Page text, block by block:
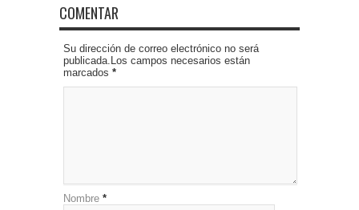
COMENTAR
Su dirección de correo electrónico no será
publicada.Los campos necesarios están
marcados *
Nombre *